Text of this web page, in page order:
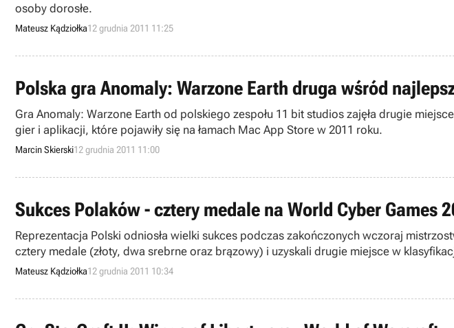
osoby dorosłe.
Mateusz Kądziołka12 grudnia 2011 11:25
Polska gra Anomaly: Warzone Earth druga wśród
Gra Anomaly: Warzone Earth od polskiego zespołu 11 bit studios zajęła drugie
gier i aplikacji, które pojawiły się na łamach Mac App Store w 2011 roku.
Marcin Skierski12 grudnia 2011 11:00
Sukces Polaków - cztery medale na World Cyber Games
Reprezentacja Polski odniosła wielki sukces podczas zakończonych wczoraj
cztery medale (złoty, dwa srebrne oraz brązowy) i uzyskali drugie miejsce w
Mateusz Kądziołka12 grudnia 2011 10:34